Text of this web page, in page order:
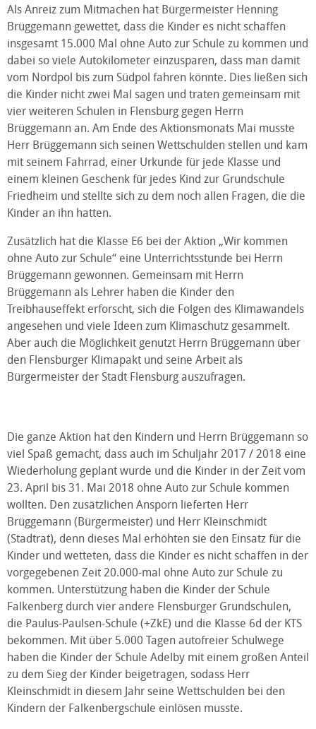
Als Anreiz zum Mitmachen hat Bürgermeister Henning
Brüggemann gewettet, dass die Kinder es nicht schaffen
insgesamt 15.000 Mal ohne Auto zur Schule zu kommen und
dabei so viele Autokilometer einzusparen, dass man damit
vom Nordpol bis zum Südpol fahren könnte. Dies ließen sich
die Kinder nicht zwei Mal sagen und traten gemeinsam mit
vier weiteren Schulen in Flensburg gegen Herrn
Brüggemann an. Am Ende des Aktionsmonats Mai musste
Herr Brüggemann sich seinen Wettschulden stellen und kam
mit seinem Fahrrad, einer Urkunde für jede Klasse und
einem kleinen Geschenk für jedes Kind zur Grundschule
Friedheim und stellte sich zu dem noch allen Fragen, die die
Kinder an ihn hatten.
Zusätzlich hat die Klasse E6 bei der Aktion „Wir kommen
ohne Auto zur Schule“ eine Unterrichtsstunde bei Herrn
Brüggemann gewonnen. Gemeinsam mit Herrn
Brüggemann als Lehrer haben die Kinder den
Treibhauseffekt erforscht, sich die Folgen des Klimawandels
angesehen und viele Ideen zum Klimaschutz gesammelt.
Aber auch die Möglichkeit genutzt Herrn Brüggemann über
den Flensburger Klimapakt und seine Arbeit als
Bürgermeister der Stadt Flensburg auszufragen.
Die ganze Aktion hat den Kindern und Herrn Brüggemann so
viel Spaß gemacht, dass auch im Schuljahr 2017 / 2018 eine
Wiederholung geplant wurde und die Kinder in der Zeit vom
23. April bis 31. Mai 2018 ohne Auto zur Schule kommen
wollten. Den zusätzlichen Ansporn lieferten Herr
Brüggemann (Bürgermeister) und Herr Kleinschmidt
(Stadtrat), denn dieses Mal erhöhten sie den Einsatz für die
Kinder und wetteten, dass die Kinder es nicht schaffen in der
vorgegebenen Zeit 20.000-mal ohne Auto zur Schule zu
kommen. Unterstützung haben die Kinder der Schule
Falkenberg durch vier andere Flensburger Grundschulen,
die Paulus-Paulsen-Schule (+ZkE) und die Klasse 6d der KTS
bekommen. Mit über 5.000 Tagen autofreier Schulwege
haben die Kinder der Schule Adelby mit einem großen Anteil
zu dem Sieg der Kinder beigetragen, sodass Herr
Kleinschmidt in diesem Jahr seine Wettschulden bei den
Kindern der Falkenbergschule einlösen musste.